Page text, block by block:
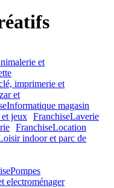
et
imprimerie et
et
Informatique magasin
et jeux FranchiseLaverie
FranchiseLocation
indoor et parc de
Pompes
electroménager